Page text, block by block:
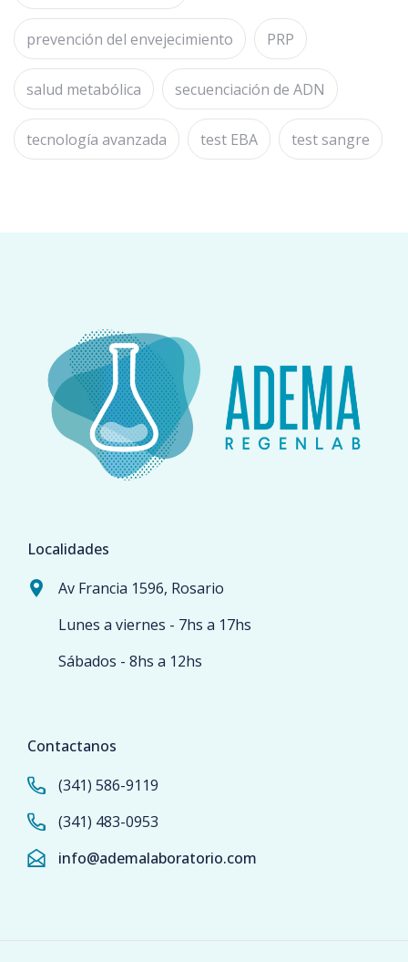
prevención del envejecimiento PRP
salud metabólica secuenciación de ADN
tecnología avanzada test EBA test sangre
Localidades
Av Francia 1596, Rosario
Lunes a viernes - 7hs a 17hs
Sábados - 8hs a 12hs
Contactanos
(341) 586-9119
(341) 483-0953
info@ademalaboratorio.com